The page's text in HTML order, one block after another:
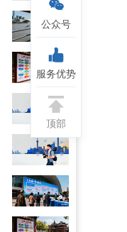
公众号
服务优势
顶部